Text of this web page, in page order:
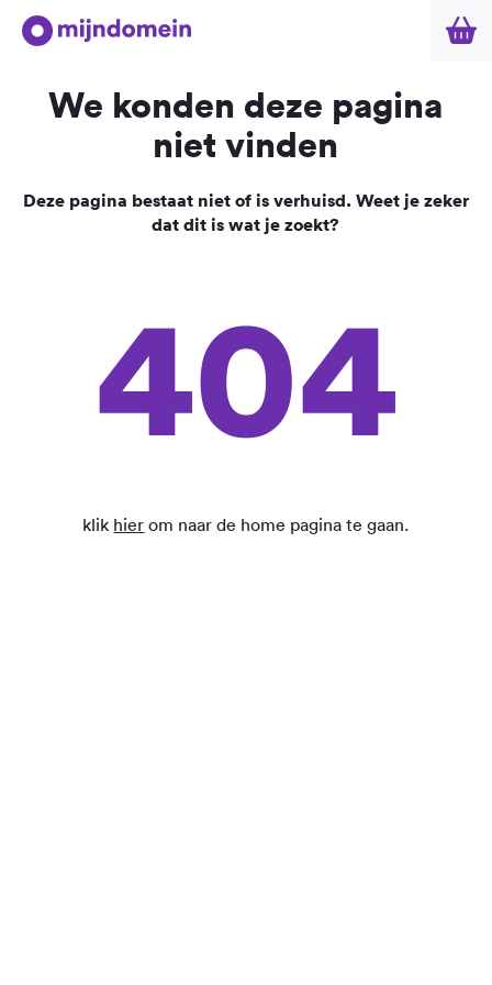
We konden deze pagina
niet vinden
Deze pagina bestaat niet of is verhuisd. Weet je zeker
dat dit is wat je zoekt?
404
klik hier om naar de home pagina te gaan.